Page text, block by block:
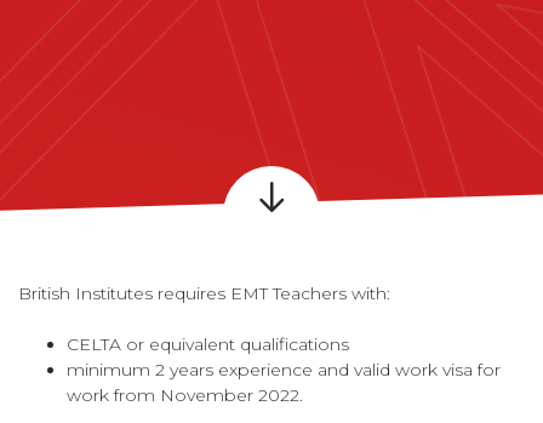
British Institutes requires EMT Teachers with:
CELTA or equivalent qualifications
minimum 2 years experience and valid work visa for
work from November 2022.